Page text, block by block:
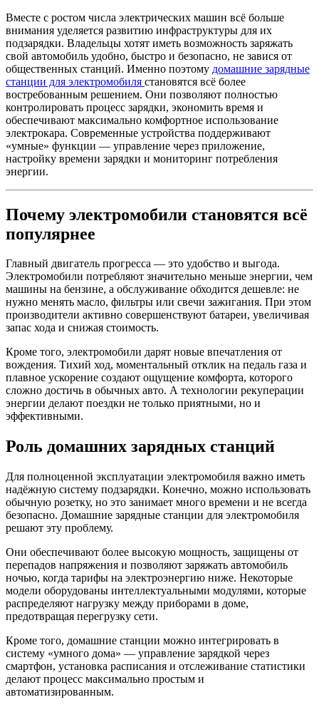
Вместе с ростом числа электрических машин всё больше
внимания уделяется развитию инфраструктуры для их
подзарядки. Владельцы хотят иметь возможность заряжать
свой автомобиль удобно, быстро и безопасно, не завися от
общественных станций. Именно поэтому домашние зарядные
станции для электромобиля становятся всё более
востребованным решением. Они позволяют полностью
контролировать процесс зарядки, экономить время и
обеспечивают максимально комфортное использование
электрокара. Современные устройства поддерживают
«умные» функции — управление через приложение,
настройку времени зарядки и мониторинг потребления
энергии.
Почему электромобили становятся всё
популярнее
Главный двигатель прогресса — это удобство и выгода.
Электромобили потребляют значительно меньше энергии, чем
машины на бензине, а обслуживание обходится дешевле: не
нужно менять масло, фильтры или свечи зажигания. При этом
производители активно совершенствуют батареи, увеличивая
запас хода и снижая стоимость.
Кроме того, электромобили дарят новые впечатления от
вождения. Тихий ход, моментальный отклик на педаль газа и
плавное ускорение создают ощущение комфорта, которого
сложно достичь в обычных авто. А технологии рекуперации
энергии делают поездки не только приятными, но и
эффективными.
Роль домашних зарядных станций
Для полноценной эксплуатации электромобиля важно иметь
надёжную систему подзарядки. Конечно, можно использовать
обычную розетку, но это занимает много времени и не всегда
безопасно. Домашние зарядные станции для электромобиля
решают эту проблему.
Они обеспечивают более высокую мощность, защищены от
перепадов напряжения и позволяют заряжать автомобиль
ночью, когда тарифы на электроэнергию ниже. Некоторые
модели оборудованы интеллектуальными модулями, которые
распределяют нагрузку между приборами в доме,
предотвращая перегрузку сети.
Кроме того, домашние станции можно интегрировать в
систему «умного дома» — управление зарядкой через
смартфон, установка расписания и отслеживание статистики
делают процесс максимально простым и
автоматизированным.